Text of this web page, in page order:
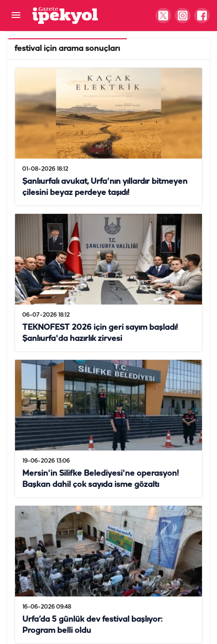
festival için arama sonuçları
01-08-2026 18:12
Şanlıurfalı avukat, Urfa'nın yıllardır bitmeyen
çilesini beyaz perdeye taşıdı!
06-07-2026 18:12
TEKNOFEST 2026 için geri sayım başladı!
Şanlıurfa'da hazırlık zirvesi
19-06-2026 13:06
Mersin'in Silifke Belediyesi'ne operasyon!
Başkan dahil çok sayıda isme gözaltı
16-06-2026 09:48
Urfa’da 5 günlük dev festival başlıyor:
Program belli oldu